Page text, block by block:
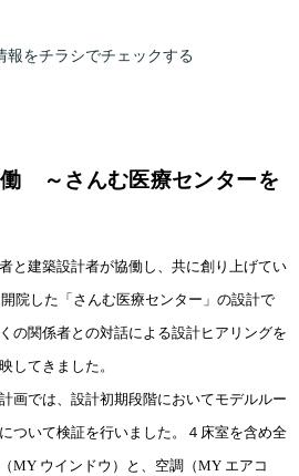
報をチラシでチェックする
～さんむ医療センターを
と建築設計者が協働し、共に創り上げてい
院した「さんむ医療センター」の設計で
の関係者との対話による設計ヒアリングを
してきました。
画では、設計初期段階においてモデルルー
ついて検証を行いました。４床室を含め全
MY ウインドウ）と、空調（MY エアコ